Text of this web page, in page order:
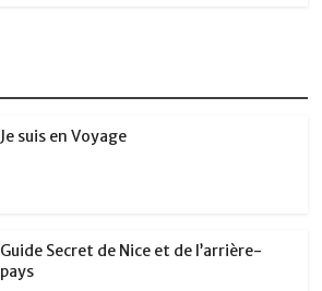
Je suis en Voyage
Guide Secret de Nice et de l’arrière-
pays